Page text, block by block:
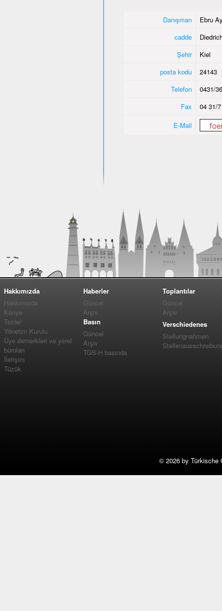
Danışman
Ebru
cadde
Şehir
Kiel
posta kodu
24143
Telefon
0431/
Fax
04 31/
E-Mail
Hakkımızda
Hakkımızda
Künye
Tezler
Yönetim Kurulu
Üye dernerkleri ve yerel
büroları
İletişim
Tüzük
Haberler
Güncel
Arşiv
Basın
Güncel
Arşiv
TGS-H basında
Toplantılar
Güncel
Arşiv
Verschiedenes
Stellungnahmen
© 2026 by Türkische